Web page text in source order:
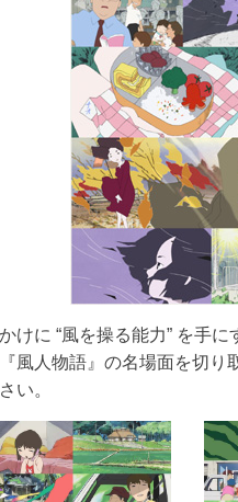
けに “風を操る能力” を手
風人物語』の名場面を切り
い。